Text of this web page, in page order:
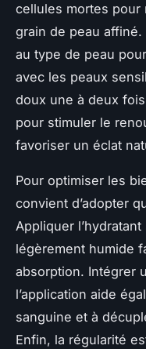
cellules mortes pour
grain de peau affiné.
au type de peau
avec les peaux
doux une à deux
pour stimuler le
favoriser un éclat
Pour optimiser les
convient d’adopter
Appliquer
légèrement humide
absorption. Intégrer
l’application aide
sanguine et à
Enfin, la régularité